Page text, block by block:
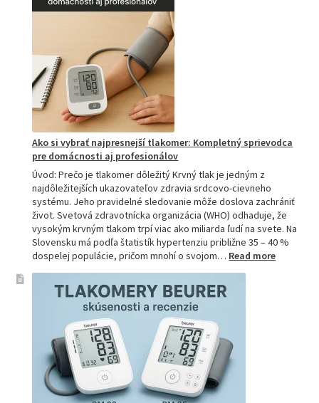
tú
prečo
je
hitom
na
Slovensku?
Ako si vybrať najpresnejší tlakomer: Kompletný sprievodca
pre domácnosti aj profesionálov
Úvod: Prečo je tlakomer dôležitý Krvný tlak je jedným z
najdôležitejších ukazovateľov zdravia srdcovo-cievneho
systému. Jeho pravidelné sledovanie môže doslova zachrániť
život. Svetová zdravotnícka organizácia (WHO) odhaduje, že
vysokým krvným tlakom trpí viac ako miliarda ľudí na svete. Na
Slovensku má podľa štatistík hypertenziu približne 35 – 40 %
dospelej populácie, pričom mnohí o svojom… Read more: